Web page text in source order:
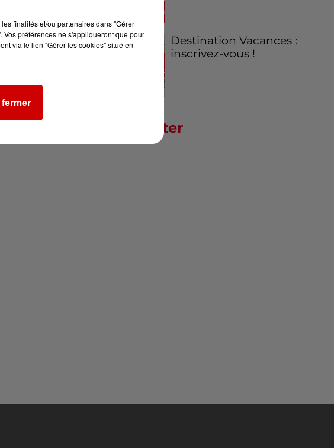
Destination Vacances :
inscrivez-vous !
Newsletter
finalités et/ou partenaires dans "Gérer
préférences ne s'appliqueront que pour
via le lien "Gérer les cookies" situé en